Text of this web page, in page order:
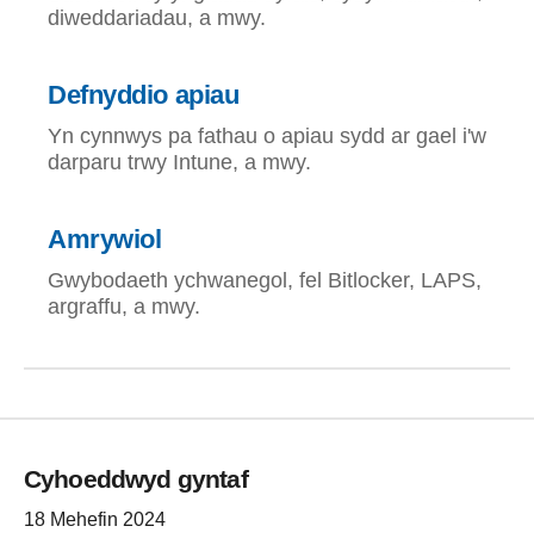
diweddariadau, a mwy.
Defnyddio apiau
Yn cynnwys pa fathau o apiau sydd ar gael i'w
darparu trwy Intune, a mwy.
Amrywiol
Gwybodaeth ychwanegol, fel Bitlocker, LAPS,
argraffu, a mwy.
Cyhoeddwyd gyntaf
18 Mehefin 2024